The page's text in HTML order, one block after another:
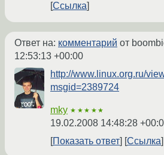
Ссылка
Ответ на: комментарий от
12:53:13 +00:00
http://www.linux.org.ru/
msgid=2389724
mky ★★★★★
19.02.2008 14:48:28
Показать ответ
Ссылка